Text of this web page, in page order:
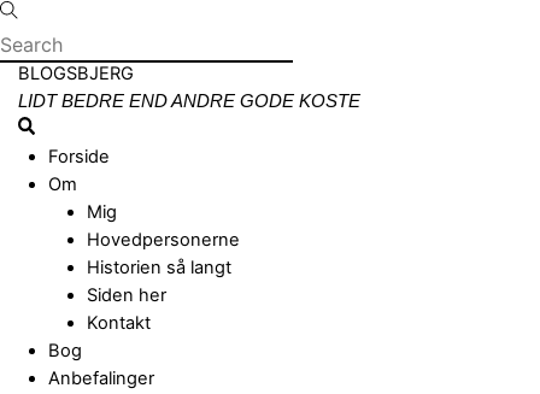
Skip
to
content
Menu
BLOGSBJERG
LIDT BEDRE END ANDRE GODE KOSTE
Search
Forside
Om
Mig
Hovedpersonerne
Historien så langt
Siden her
Kontakt
Bog
Anbefalinger